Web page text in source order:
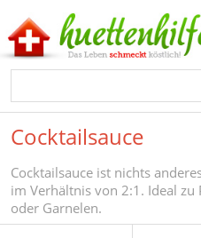
Cocktailsauce
Cocktailsauce ist nichts
im Verhältnis von 2:1. Ideal zu
oder Garnelen.